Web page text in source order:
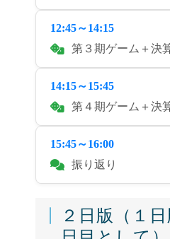
12:45～14:15
第３期ゲーム＋決
14:15～15:45
第４期ゲーム＋決
15:45～16:00
振り返り
２日版（１